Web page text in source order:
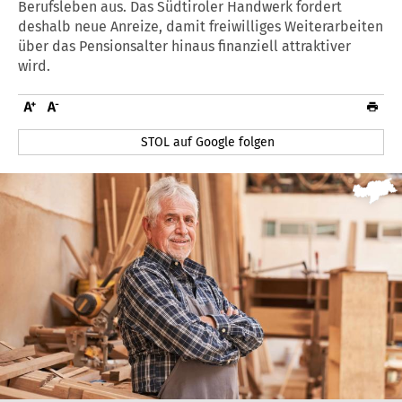
Berufsleben aus. Das Südtiroler Handwerk fordert
deshalb neue Anreize, damit freiwilliges Weiterarbeiten
über das Pensionsalter hinaus finanziell attraktiver
wird.
STOL auf Google folgen